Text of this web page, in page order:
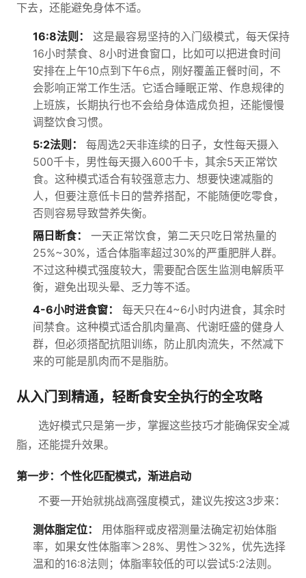
下去，还能避免身体不适。
16:8法则：
这是最容易坚持的入门级模式，每天保持
16小时禁食、8小时进食窗口，比如可以把进食时间
安排在上午10点到下午6点，刚好覆盖正餐时间，不
会影响正常工作生活。它适合睡眠正常、作息规律的
上班族，长期执行也不会给身体造成负担，还能慢慢
调整饮食习惯。
5:2法则：
每周选2天非连续的日子，女性每天摄入
500千卡，男性每天摄入600千卡，其余5天正常饮
食。这种模式适合有较强意志力、想要快速减脂的
人，但要注意低卡日的营养搭配，不能随便吃零食，
否则容易导致营养失衡。
隔日断食：
一天正常饮食，第二天只吃日常热量的
25%~30%，适合体脂率超过30%的严重肥胖人群。
不过这种模式强度较大，需要配合医生监测电解质平
衡，避免出现头晕、乏力等不适。
4-6小时进食窗：
每天只在4~6小时内进食，其余时
间禁食。这种模式适合肌肉量高、代谢旺盛的健身人
群，但必须搭配抗阻训练，防止肌肉流失，不然减下
来的可能是肌肉而不是脂肪。
从入门到精通，轻断食安全执行的全攻略
选好模式只是第一步，掌握这些技巧才能确保安全减
脂，还能提升效果。
第一步：个性化匹配模式，渐进启动
不要一开始就挑战高强度模式，建议先按这3步来：
测体脂定位：
用体脂秤或皮褶测量法确定初始体脂
率，如果女性体脂率＞28%、男性＞32%，优先选择
温和的16:8法则；体脂率较低的可以尝试5:2法则。